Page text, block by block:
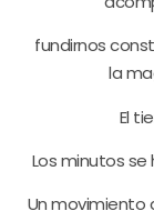
fundirnos
la
El
Los minutos
Un movimiento